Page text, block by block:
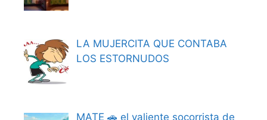
LA MUJERCITA QUE CONTABA
LOS ESTORNUDOS
MATE 🚗 el valiente socorrista de